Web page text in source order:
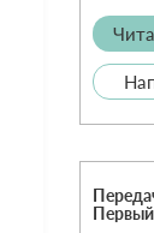
Первый